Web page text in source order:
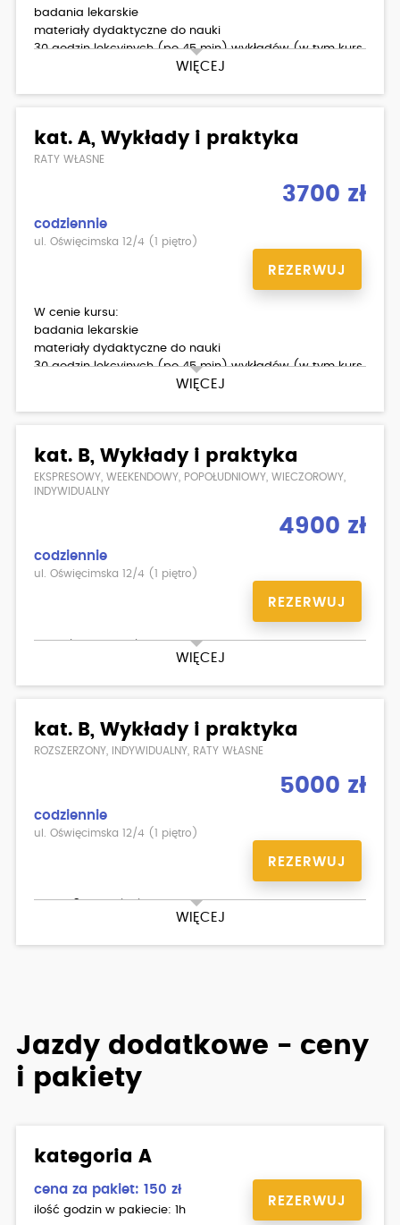
WIĘCEJ
badania lekarskie
materiały dydaktyczne do nauki
30 godzin lekcyjnych (po 45 min) wykładów (w tym kurs
kat. A, Wykłady i praktyka
RATY WŁASNE
3700 zł
codziennie
ul. Oświęcimska 12/4 (1 piętro)
REZERWUJ
WIĘCEJ
W cenie kursu:
badania lekarskie
materiały dydaktyczne do nauki
30 godzin lekcyjnych (po 45 min) wykładów (w tym kurs
kat. B, Wykłady i praktyka
EKSPRESOWY, WEEKENDOWY, POPOŁUDNIOWY, WIECZOROWY,
INDYWIDUALNY
4900 zł
codziennie
ul. Oświęcimska 12/4 (1 piętro)
REZERWUJ
WIĘCEJ
Kurs ekspresowy kat.B - PRAKTYKA W DWA TYGODNIE
kat. B, Wykłady i praktyka
ROZSZERZONY, INDYWIDUALNY, RATY WŁASNE
5000 zł
codziennie
ul. Oświęcimska 12/4 (1 piętro)
REZERWUJ
WIĘCEJ
Teoria 30h, praktyka 40h
Jazdy dodatkowe - ceny
i pakiety
kategoria A
cena za pakiet: 150 zł
ilość godzin w pakiecie: 1h
REZERWUJ